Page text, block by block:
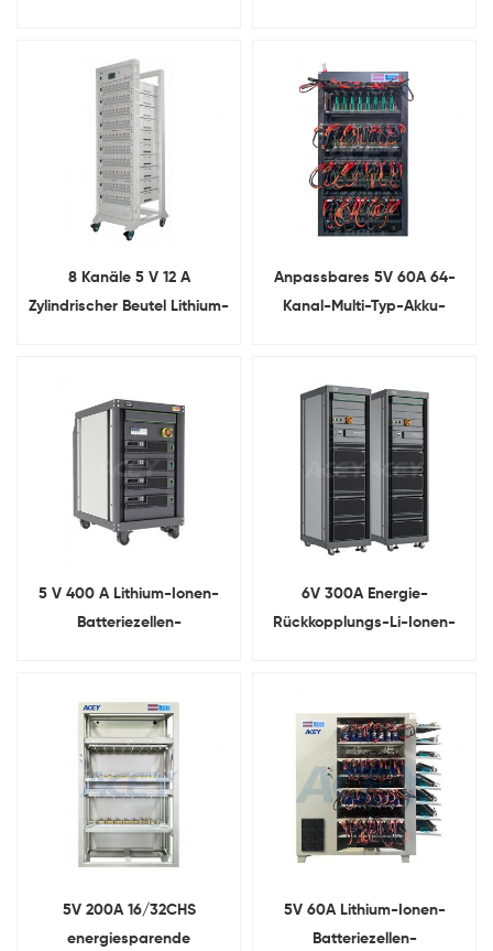
8 Kanäle 5 V 12 A
Zylindrischer Beutel Lithium-
Anpassbares 5V 60A 64-
Kanal-Multi-Typ-Akku-
5 V 400 A Lithium-Ionen-
Batteriezellen-
6V 300A Energie-
Rückkopplungs-Li-Ionen-
5V 200A 16/32CHS
energiesparende
5V 60A Lithium-Ionen-
Batteriezellen-